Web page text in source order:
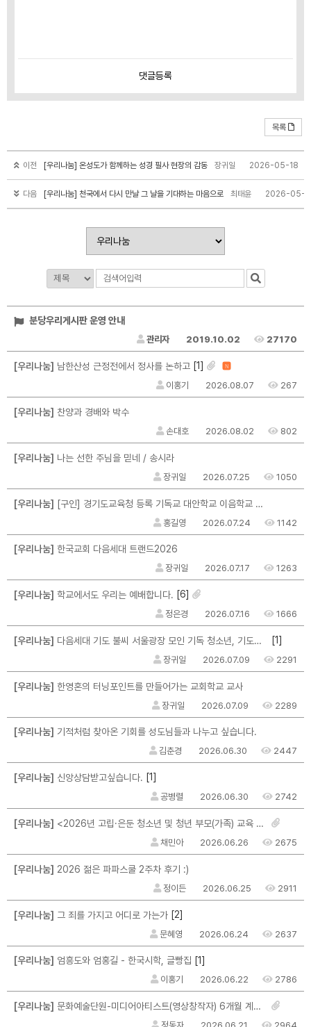
댓글등록
목록
2026-05-18
장귀일
이전 [우리나눔] 온성도가 함께하는 성경 필사 현장의 감동
2026-05-
최태윤
다음 [우리나눔] 천국에서 다시 만날 그 날을 기대하는 마음으로
분당우리게시판 운영 안내
관리자 2019.10.02 27170
[우리나눔] 남한산성 근정전에서 정사를 논하고 [1] N
이홍기 2026.08.07 267
[우리나눔] 찬양과 경배와 박수
손대호 2026.08.02 802
[우리나눔] 나는 선한 주님을 믿네 / 송시라
장귀일 2026.07.25 1050
[우리나눔] [구인] 경기도교육청 등록 기독교 대안학교 이음학교 교직원 채용 공고
홍길영 2026.07.24 1142
[우리나눔] 한국교회 다음세대 트랜드2026
장귀일 2026.07.17 1263
[우리나눔] 학교에서도 우리는 예배합니다. [6]
정은경 2026.07.16 1666
[우리나눔] 다음세대 기도 불씨 서울광장 모인 기독 청소년, 기도운동 불씨 지폈다 [1]
장귀일 2026.07.09 2291
[우리나눔] 한영혼의 터닝포인트를 만들어가는 교회학교 교사
장귀일 2026.07.09 2289
[우리나눔] 기적처럼 찾아온 기회를 성도님들과 나누고 싶습니다.
김춘경 2026.06.30 2447
[우리나눔] 신앙상담받고싶습니다. [1]
공병렬 2026.06.30 2742
[우리나눔] <2026년 고립·은둔 청소년 및 청년 부모(가족) 교육 및 자조모임 참여자 모집>
채민아 2026.06.26 2675
[우리나눔] 2026 젊은 파파스쿨 2주차 후기 :)
정이든 2026.06.25 2911
[우리나눔] 그 죄를 가지고 어디로 가는가 [2]
문혜영 2026.06.24 2637
[우리나눔] 엄흥도와 엄홍길 - 한국시학, 글빵집 [1]
이홍기 2026.06.22 2786
[우리나눔] 문화예술단원-미디어아티스트(영상창작자) 6개월 계약직 채용 안내